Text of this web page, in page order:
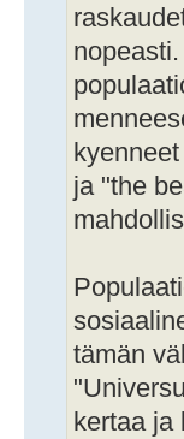
ja "the
tämän
kertaa ja